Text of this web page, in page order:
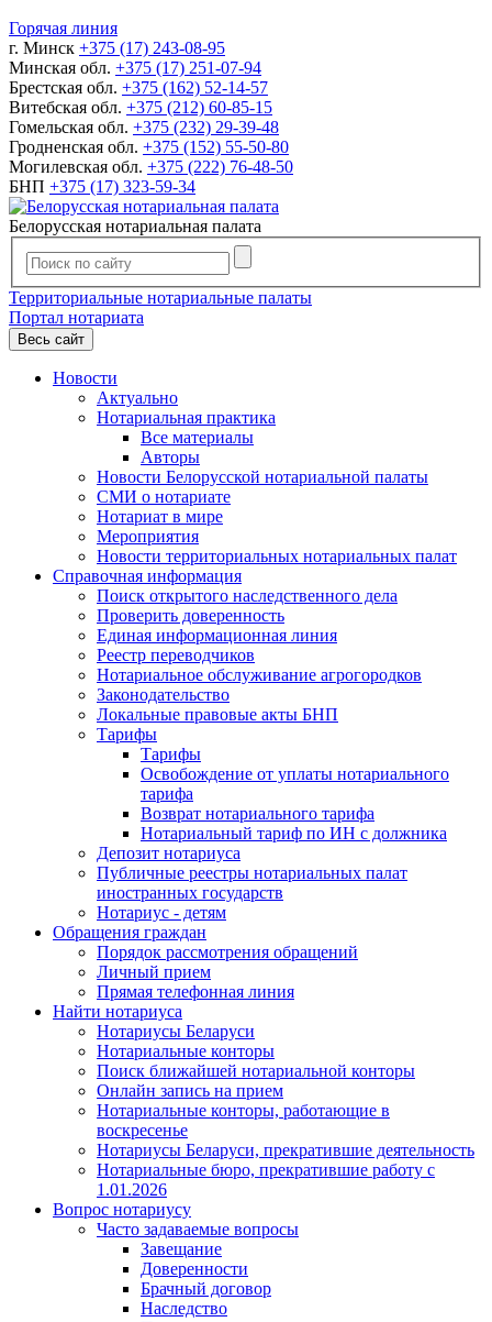
Горячая линия
г. Минск +375 (17) 243-08-95
Минская обл. +375 (17) 251-07-94
Брестская обл. +375 (162) 52-14-57
Витебская обл. +375 (212) 60-85-15
Гомельская обл. +375 (232) 29-39-48
Гродненская обл. +375 (152) 55-50-80
Могилевская обл. +375 (222) 76-48-50
БНП +375 (17) 323-59-34
Белорусская нотариальная палата
Территориальные нотариальные палаты
Портал нотариата
Весь сайт
Новости
Актуально
Нотариальная практика
Все материалы
Авторы
Новости Белорусской нотариальной палаты
СМИ о нотариате
Нотариат в мире
Мероприятия
Новости территориальных нотариальных палат
Справочная информация
Поиск открытого наследственного дела
Проверить доверенность
Единая информационная линия
Реестр переводчиков
Нотариальное обслуживание агрогородков
Законодательство
Локальные правовые акты БНП
Тарифы
Тарифы
Освобождение от уплаты нотариального
тарифа
Возврат нотариального тарифа
Нотариальный тариф по ИН с должника
Депозит нотариуса
Публичные реестры нотариальных палат
иностранных государств
Нотариус - детям
Обращения граждан
Порядок рассмотрения обращений
Личный прием
Прямая телефонная линия
Найти нотариуса
Нотариусы Беларуси
Нотариальные конторы
Поиск ближайшей нотариальной конторы
Онлайн запись на прием
Нотариальные конторы, работающие в
воскресенье
Нотариусы Беларуси, прекратившие деятельность
Нотариальные бюро, прекратившие работу с
1.01.2026
Вопрос нотариусу
Часто задаваемые вопросы
Завещание
Доверенности
Брачный договор
Наследство